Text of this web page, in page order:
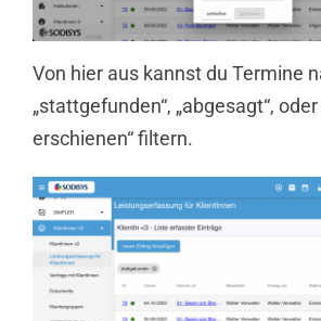
Von hier aus kannst du Termine
„stattgefunden“, „abgesagt“,
erschienen“ filtern.